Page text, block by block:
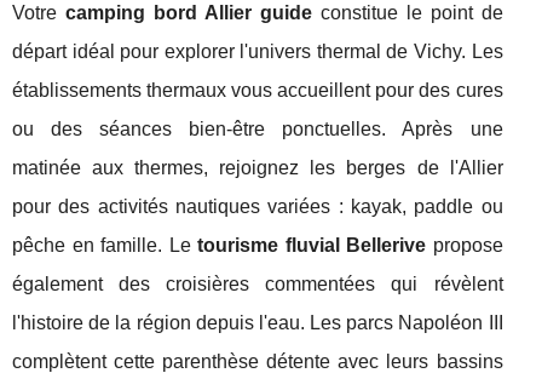
Votre camping bord Allier guideconstitue le point de
départ idéal pour explorer l'univers thermal de Vichy. Les
établissements thermaux vous accueillent pour des cures
ou des séances bien-être ponctuelles. Après une
matinée aux thermes, rejoignez les berges de l'Allier
pour des activités nautiques variées : kayak, paddle ou
pêche en famille. Letourisme fluvial Bellerive propose
également des croisières commentées qui révèlent
l'histoire de la région depuis l'eau. Les parcs Napoléon III
complètent cette parenthèse détente avec leurs bassins